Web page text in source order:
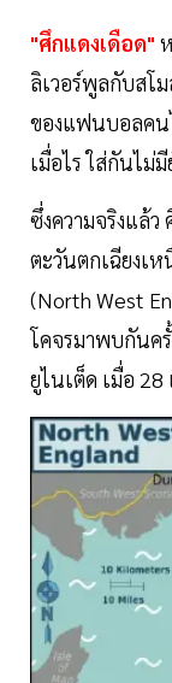
"ศึกแดงเดือด"
ลิเวอร์พูลกับสโ
ของแฟนบอลค
เมื่อไร ใส่กันไม่
ซึ่งความจริงแล้
ตะวันตกเฉียงเ
(North West
โคจรมาพบกันค
ยูไนเต็ด เมื่อ